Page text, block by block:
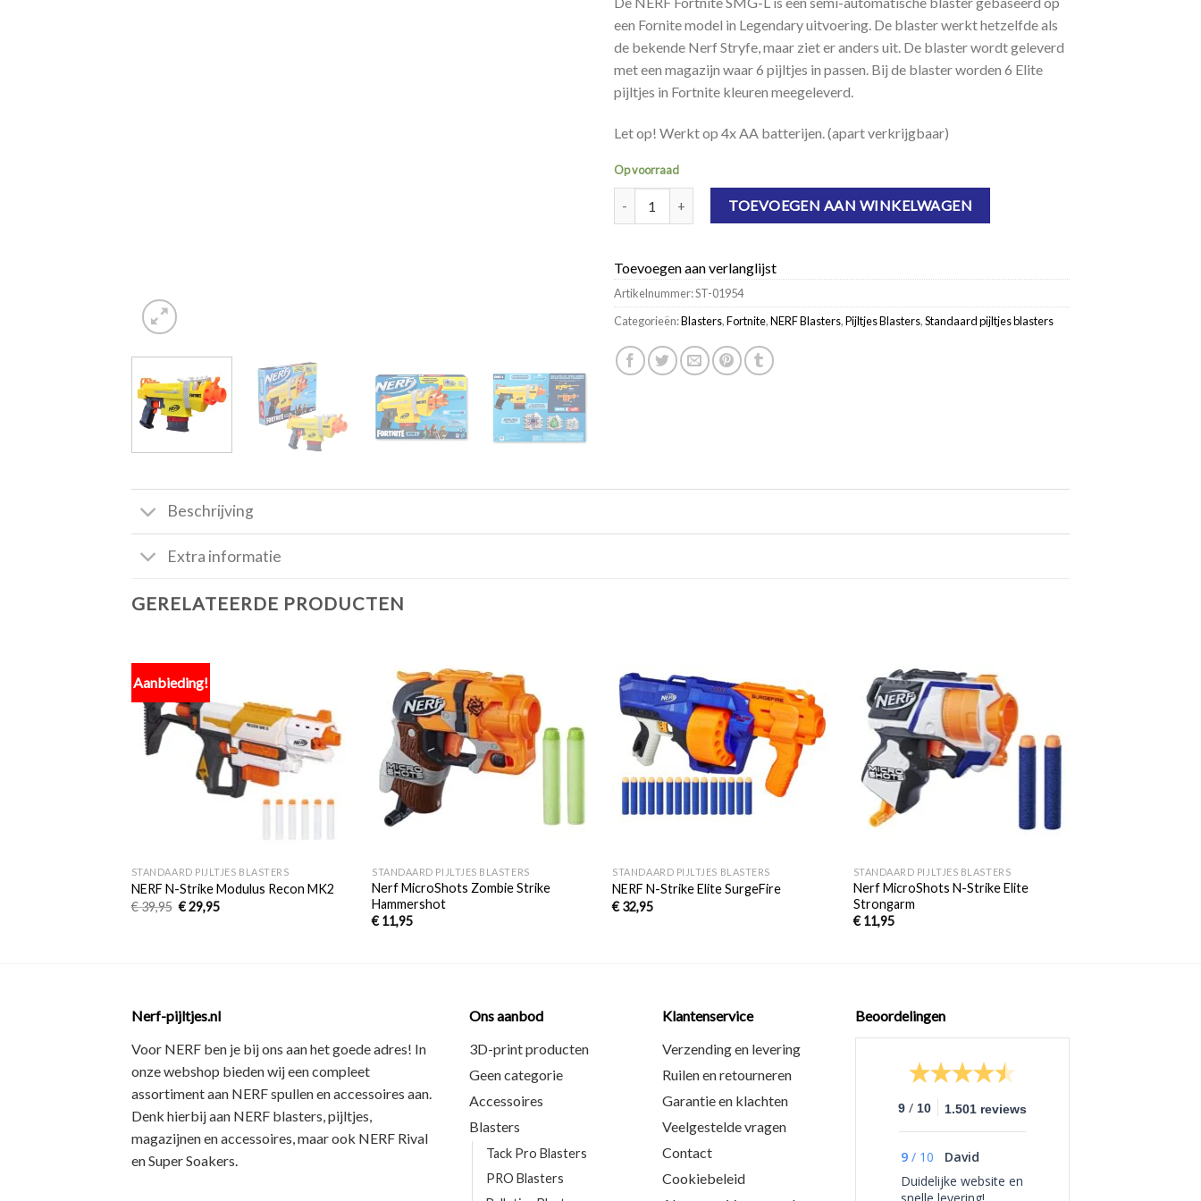
een Fornite model in Legendary uitvoering. De blaster werkt hetzelfde als
de bekende Nerf Stryfe, maar ziet er anders uit. De blaster wordt geleverd
met een magazijn waar 6 pijltjes in passen. Bij de blaster worden 6 Elite
pijltjes in Fortnite kleuren meegeleverd.
Let op! Werkt op 4x AA batterijen. (apart verkrijgbaar)
Op voorraad
NERF Fortnite SMG-L aantalTOEVOEGEN AAN WINKELWAGEN
Toevoegen aan verlanglijst
Artikelnummer:ST-01954
Categorieën:Blasters,Fortnite,NERF Blasters,Pijltjes Blasters,Standaard pijltjes blasters
Beschrijving
Extra informatie
GERELATEERDE PRODUCTEN
Aanbieding!
verlanglijst
STANDAARD PIJLTJES BLASTERS
NERF N-Strike Modulus Recon MK2
€39,95 €29,95
verlanglijst
STANDAARD PIJLTJES BLASTERS
Nerf MicroShots Zombie Strike
Hammershot
€11,95
Toevoegen
aan
verlanglijst
STANDAARD PIJLTJES BLASTERS
NERF N-Strike Elite SurgeFire
€32,95
verlanglijst
STANDAARD PIJLTJES BLASTERS
Nerf MicroShots N-Strike Elite
Strongarm
€11,95
Nerf-pijltjes.nl
Voor NERF ben je bij ons aan het goede adres! In
onze webshop bieden wij eencompleet
assortimentaan NERF spullen en accessoires aan.
Denk hierbij aan NERF blasters, pijltjes,
magazijnen en accessoires, maar ook NERF Rival
en Super Soakers.
Ons aanbod
3D-print producten
Geen categorie
Accessoires
Blasters
Tack Pro Blasters
PRO Blasters
Klantenservice
Verzending en levering
Ruilen en retourneren
Garantie en klachten
Veelgestelde vragen
Contact
Cookiebeleid
Beoordelingen
9 / 10 1.501 reviews
9 / 10
David
Duidelijke website en